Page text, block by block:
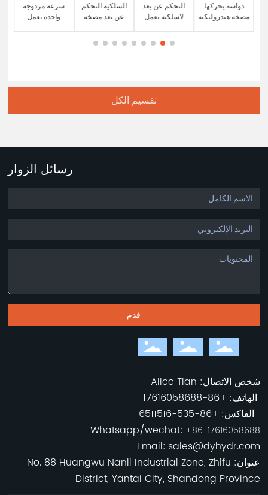
دواسة يحركها
مضخة هيدروليكية
التحكم عن بعد
لاسلكية تعمل
السلكية التحكم
عن بعد مضخة
سرعة مزدوجة
واحدة تعمل
تقسيم الكل
رسائل الزوار
قدم
شخص الاتصال: Alice Tian
الهاتف: +
86-17616058688
الفاكس: +86-535-6511516
Whatsapp/wechat: +86-17616058688
Email: sales@dyhydr.com
عنوان: No. 88 Huangwu Nanli Industrial Zone, Zhifu
District, Yantai City, Shandong Province